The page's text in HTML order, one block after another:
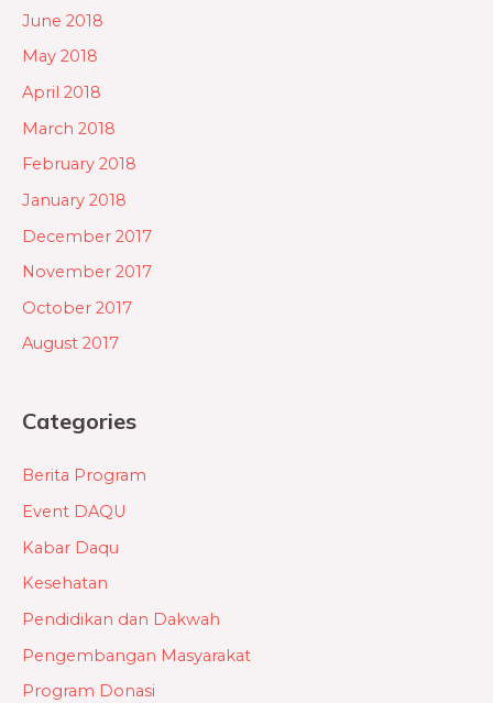
June 2018
May 2018
April 2018
March 2018
February 2018
January 2018
December 2017
November 2017
October 2017
August 2017
Categories
Berita Program
Event DAQU
Kabar Daqu
Kesehatan
Pendidikan dan Dakwah
Pengembangan Masyarakat
Program Donasi